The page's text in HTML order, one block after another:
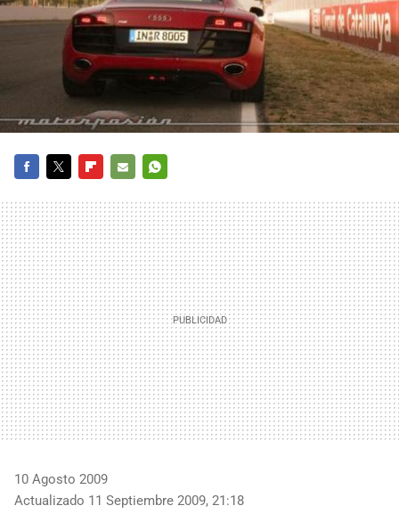
MAIL
10 Agosto 2009
Actualizado 11 Septiembre 2009, 21:18